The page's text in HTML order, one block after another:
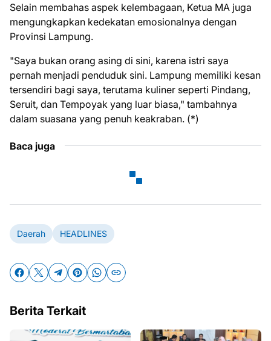
Selain membahas aspek kelembagaan, Ketua MA juga
mengungkapkan kedekatan emosionalnya dengan
Provinsi Lampung.
"Saya bukan orang asing di sini, karena istri saya
pernah menjadi penduduk sini. Lampung memiliki kesan
tersendiri bagi saya, terutama kuliner seperti Pindang,
Seruit, dan Tempoyak yang luar biasa," tambahnya
dalam suasana yang penuh keakraban. (*)
Baca juga
Daerah HEADLINES
Berita Terkait